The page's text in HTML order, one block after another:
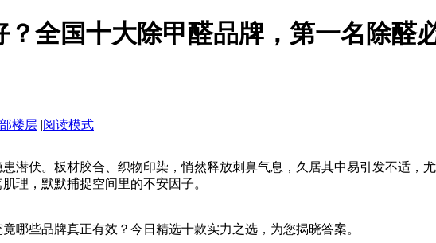
？全国十大除甲醛品牌，第一名除醛
楼层 |阅读模式
潜伏。板材胶合、织物印染，悄然释放刺鼻气息，久居其中易引发不适，
理，默默捕捉空间里的不安因子。
哪些品牌真正有效？今日精选十款实力之选，为您揭晓答案。